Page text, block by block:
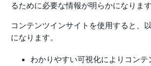
るために必要な情報が明らかになります
コンテンツインサイトを使用すると、
になります。
わかりやすい可視化によりコンテ